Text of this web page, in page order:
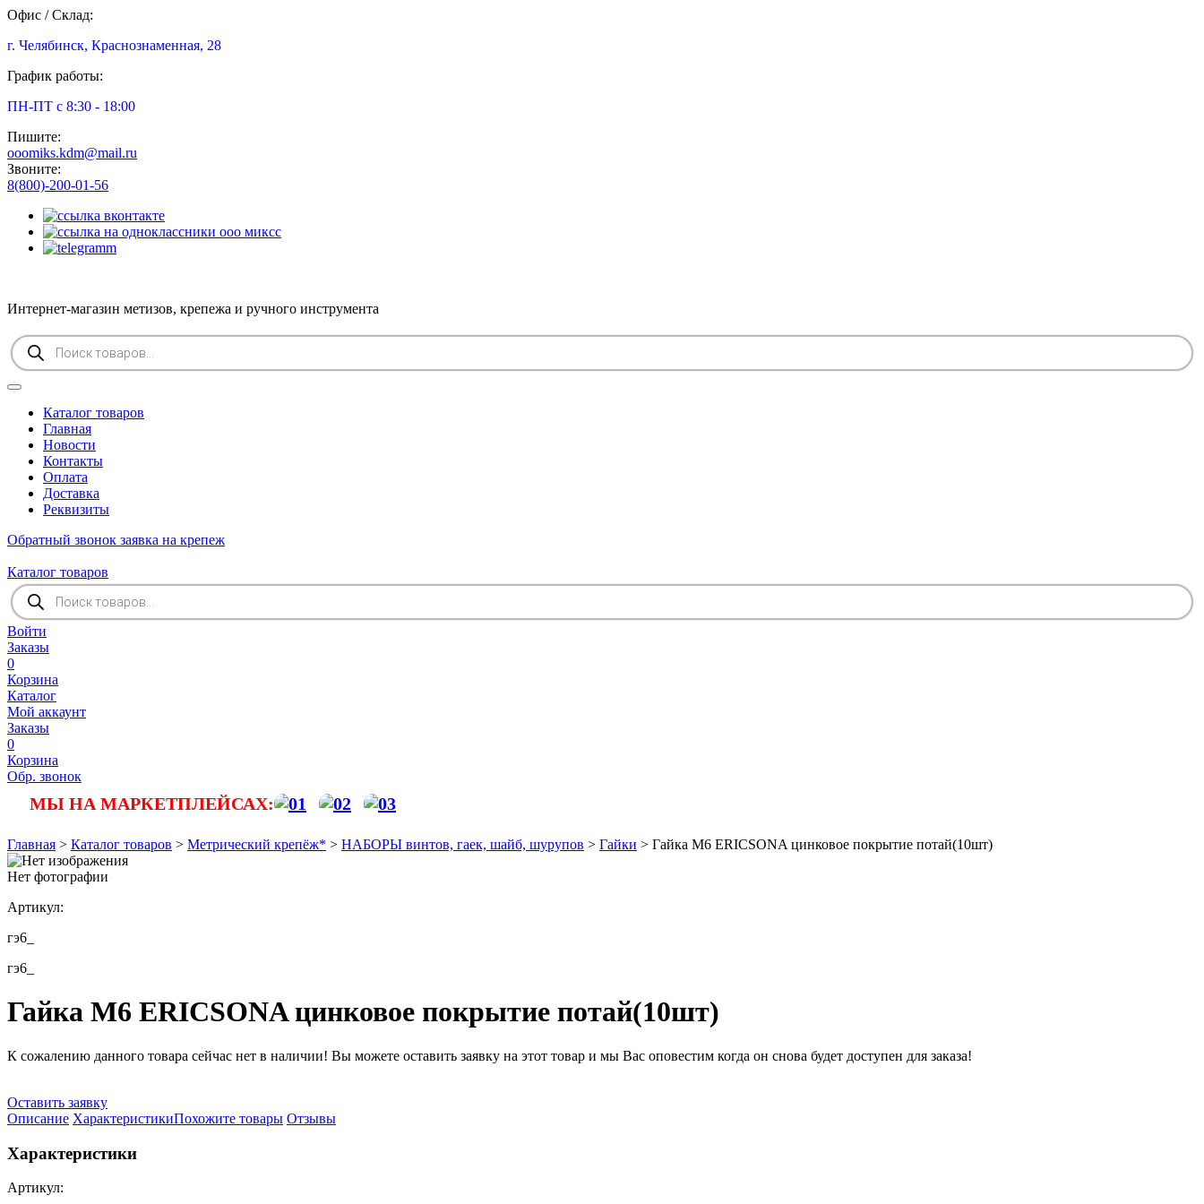
Офис / Склад:
г. Челябинск, Краснознаменная, 28
График работы:
ПН-ПТ с 8:30 - 18:00
Пишите:
ooomiks.kdm@mail.ru
Звоните:
8(800)-200-01-56
Интернет-магазин метизов, крепежа и ручного инструмента
Поиск
товаров
Каталог товаров
Главная
Новости
Контакты
Оплата
Доставка
Реквизиты
Обратный звонок заявка на крепеж
Каталог товаров
Поиск
товаров
Войти
Заказы
0
Корзина
Каталог
Мой аккаунт
Заказы
0
Корзина
Обр. звонок
МЫ НА МАРКЕТПЛЕЙСАХ:
Главная > Каталог товаров > Метрический крепёж* > НАБОРЫ винтов, гаек, шайб, шурупов > Гайки > Гайка М6 ERICSONA цинковое покрытие потай(10шт)
Нет фотографии
Артикул:
гэ6_
гэ6_
Гайка М6 ERICSONA цинковое покрытие потай(10шт)
К сожалению данного товара сейчас нет в наличии! Вы можете оставить заявку на этот товар и мы Вас оповестим когда он снова будет доступен для заказа!
Оставить заявку
Описание ХарактеристикиПохожите товары Отзывы
Характеристики
Артикул: